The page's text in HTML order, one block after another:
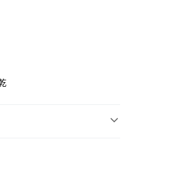
用戶可立即使用無須另外申請。
成立後會自動跳轉到大哥付的交易
數、繳款截止日，確認付款後即
未達大哥付你分期系統評分，恕
分期」於每月結算日後寄送繳費提
可結帳。